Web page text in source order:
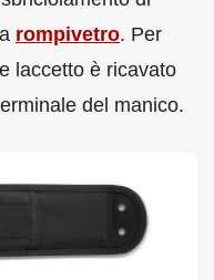
rompivetro. Per
laccetto è ricavato
del manico.